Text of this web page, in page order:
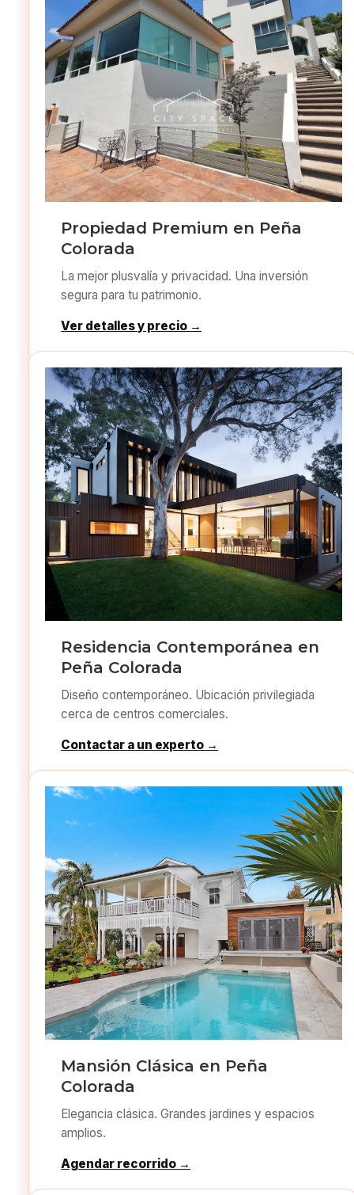
Propiedad Premium en Peña
Colorada
La mejor plusvalía y privacidad. Una inversión
segura para tu patrimonio.
Ver detalles y precio →
Residencia Contemporánea en
Peña Colorada
Diseño contemporáneo. Ubicación privilegiada
cerca de centros comerciales.
Contactar a un experto →
Mansión Clásica en Peña
Colorada
Elegancia clásica. Grandes jardines y espacios
amplios.
Agendar recorrido →